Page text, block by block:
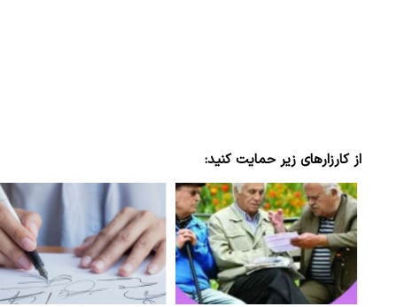
از کارزارهای زیر حمایت کنید: